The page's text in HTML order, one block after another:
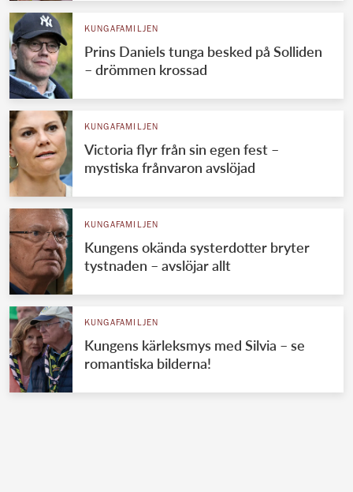
KUNGAFAMILJEN
Prins Daniels tunga besked på Solliden
– drömmen krossad
KUNGAFAMILJEN
Victoria flyr från sin egen fest –
mystiska frånvaron avslöjad
KUNGAFAMILJEN
Kungens okända systerdotter bryter
tystnaden – avslöjar allt
KUNGAFAMILJEN
Kungens kärleksmys med Silvia – se
romantiska bilderna!